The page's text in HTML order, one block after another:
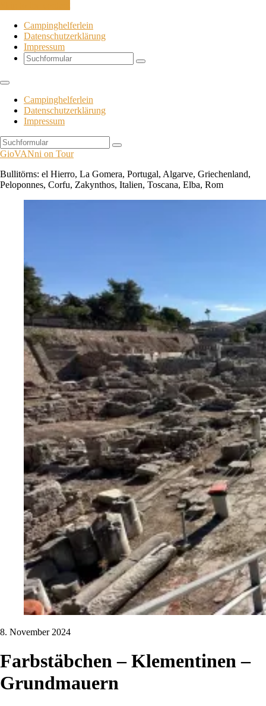
Campinghelferlein
Datenschutzerklärung
Impressum
Search
Campinghelferlein
Datenschutzerklärung
Impressum
Search
GioVANni on Tour
Bullitörns: el Hierro, La Gomera, Portugal, Algarve, Griechenland,
Peloponnes, Corfu, Zakynthos, Italien, Toscana, Elba, Rom
8. November 2024
Farbstäbchen – Klementinen –
Grundmauern